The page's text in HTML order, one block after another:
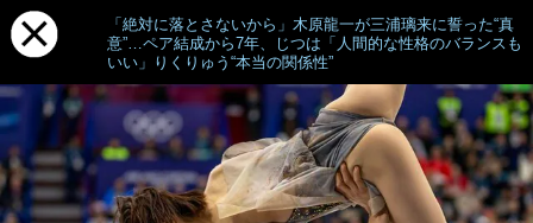
「絶対に落とさないから」木原龍一が三浦璃来に誓った“真
意”…ペア結成から7年、じつは「人間的な性格のバランスも
いい」りくりゅう“本当の関係性”